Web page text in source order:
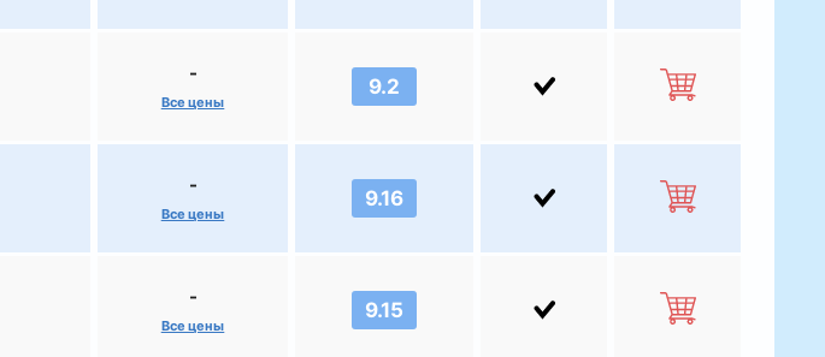
-
Все цены
9.2
-
Все цены
9.16
-
Все цены
9.15